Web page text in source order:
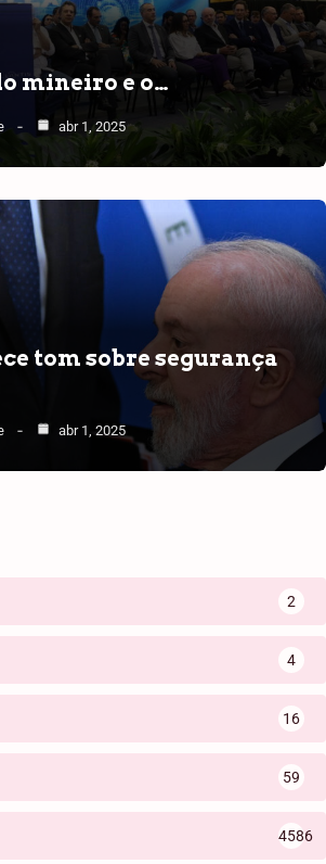
mineiro e o…
abr 1, 2025
tom sobre segurança
abr 1, 2025
2
4
16
59
4586